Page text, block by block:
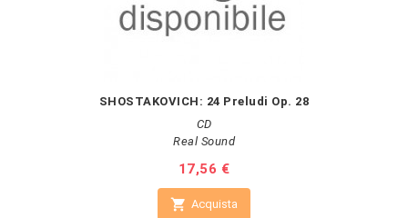
SHOSTAKOVICH: 24 Preludi Op. 28
CD
Real Sound
Prezzo
17,56 €
 Acquista